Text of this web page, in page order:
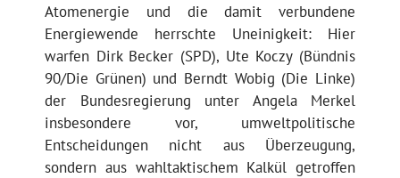
Atomenergie und die damit verbundene
Energiewende herrschte Uneinigkeit: Hier
warfen Dirk Becker (SPD), Ute Koczy (Bündnis
90/Die Grünen) und Berndt Wobig (Die Linke)
der Bundesregierung unter Angela Merkel
insbesondere vor, umweltpolitische
Entscheidungen nicht aus Überzeugung,
sondern aus wahltaktischem Kalkül getroffen